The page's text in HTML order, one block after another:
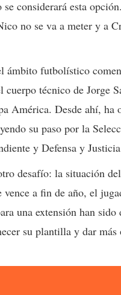
considerará esta
no se va a meter y a
ámbito futbolístico
cuerpo técnico de Jorge
América. Desde ahí, ha
su paso por la
y Defensa y
desafío: la situación
a fin de año, el
una extensión han
su plantilla y dar más